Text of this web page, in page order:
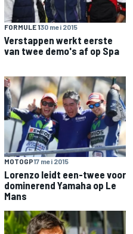
FORMULE 130 mei 2015
Verstappen werkt eerste
van twee demo's af op Spa
MOTOGP17 mei 2015
Lorenzo leidt een-twee voor
dominerend Yamaha op Le
Mans